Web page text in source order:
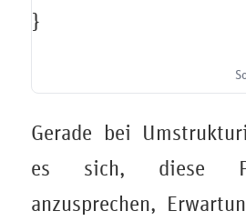
}
Gerade bei
es sich, diese
anzusprechen,